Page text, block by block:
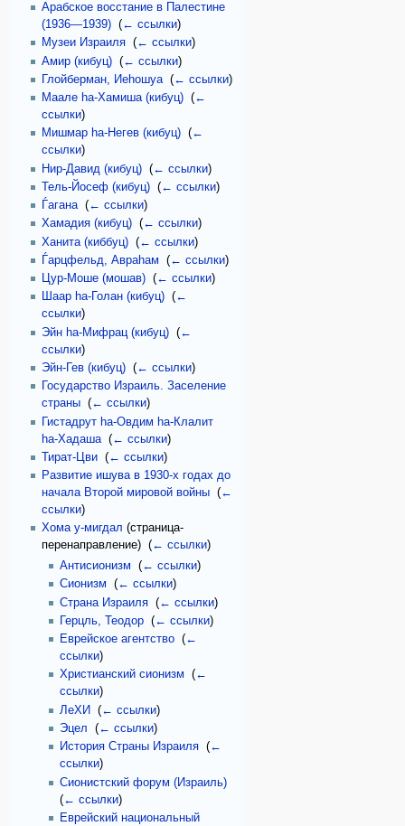
Арабское восстание в Палестине
(1936—1939)‎ (← ссылки)
Музеи Израиля‎ (← ссылки)
Амир (кибуц)‎ (← ссылки)
Глойберман, Иеhошуа‎ (← ссылки)
Маале hа-Хамиша (кибуц)‎ (←
ссылки)
Мишмар hа-Негев (кибуц)‎ (←
ссылки)
Нир-Давид (кибуц)‎ (← ссылки)
Тель-Йосеф (кибуц)‎ (← ссылки)
Ѓагана‎ (← ссылки)
Хамадия (кибуц)‎ (← ссылки)
Ханита (киббуц)‎ (← ссылки)
Ѓарцфельд, Авраhам
(← ссылки)
Цур-Моше (мошав)‎ (← ссылки)
Шаар hа-Голан (кибуц)‎ (←
ссылки)
Эйн hа-Мифрац (кибуц)‎ (←
ссылки)
Эйн-Гев (кибуц)‎ (← ссылки)
Государство Израиль. Заселение
страны‎ (← ссылки)
Гистадрут hа-Овдим hа-Клалит
hа-Хадаша‎ (← ссылки)
Тират-Цви‎ (← ссылки)
Развитие ишува в 1930-х годах до
начала Второй мировой войны‎ (←
ссылки)
Хома у-мигдал (страница-
перенаправление) ‎ (← ссылки)
Антисионизм ‎(← ссылки)
Сионизм ‎(← ссылки)
Страна Израиля ‎(← ссылки)
Герцль, Теодор ‎(← ссылки)
Еврейское агентство ‎(←
ссылки)
Христианский сионизм ‎(←
ссылки)
ЛеХИ ‎(← ссылки)
Эцел ‎(← ссылки)
История Страны Израиля ‎(←
ссылки)
Сионистский форум (Израиль)
(← ссылки)
Еврейский национальный